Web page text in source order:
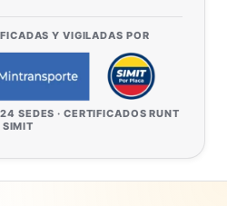
Y VIGILADAS POR
SEDES · CERTIFICADOS RUNT
SIMIT